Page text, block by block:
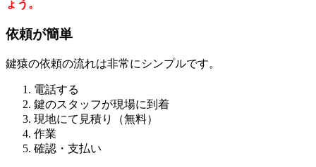
ょう。
依頼が簡単
鍵猿の依頼の流れは非常にシンプルです。
電話する
鍵のスタッフが現場に到着
現地にて見積り（無料）
作業
確認・支払い